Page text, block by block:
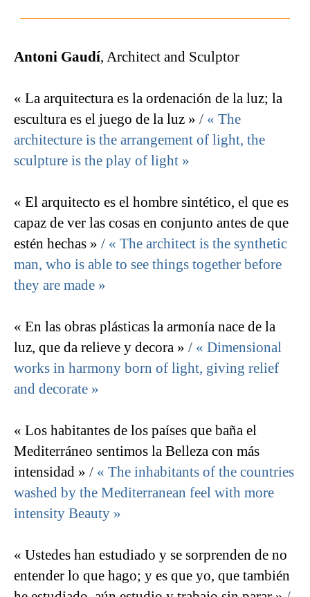
Antoni Gaudí, Architect and Sculptor
« La arquitectura es la ordenación de la luz; la
escultura es el juego de la luz » / « The
architecture is the arrangement of light, the
sculpture is the play of light »
« El arquitecto es el hombre sintético, el que es
capaz de ver las cosas en conjunto antes de que
estén hechas » / « The architect is the synthetic
man, who is able to see things together before
they are made »
« En las obras plásticas la armonía nace de la
luz, que da relieve y decora » / « Dimensional
works in harmony born of light, giving relief
and decorate »
« Los habitantes de los países que baña el
Mediterráneo sentimos la Belleza con más
intensidad » / « The inhabitants of the countries
washed by the Mediterranean feel with more
intensity Beauty »
« Ustedes han estudiado y se sorprenden de no
entender lo que hago; y es que yo, que también